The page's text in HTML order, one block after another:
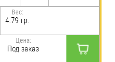
Вес:
4.79 гр.
Цена:
Под заказ